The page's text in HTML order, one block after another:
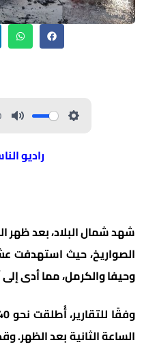
راديو
شهد شمال البلاد، بعد ظهر
الصواريخ، حيث استهدفت
وحيفا والكرمل، مما أدى إلى
الساعة الثانية بعد الظهر.